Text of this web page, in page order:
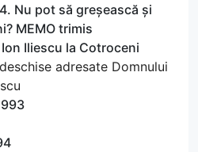
Nu pot să greșească și
MEMO trimis
Iliescu la Cotroceni
adresate Domnului